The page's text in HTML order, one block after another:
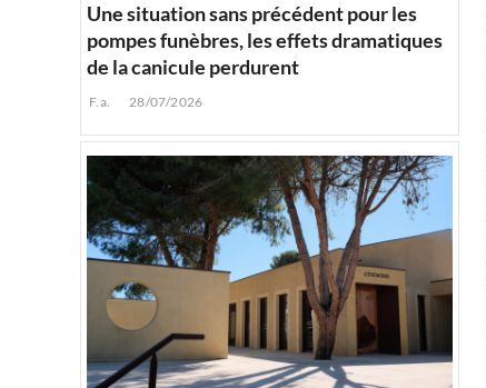
Une situation sans précédent pour les
pompes funèbres, les effets dramatiques
de la canicule perdurent
F.a. 28/07/2026